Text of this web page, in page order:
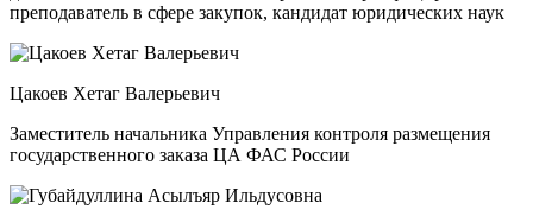
преподаватель в сфере закупок, кандидат юридических наук
Цакоев Хетаг Валерьевич
Заместитель начальника Управления контроля размещения
государственного заказа ЦА ФАС России